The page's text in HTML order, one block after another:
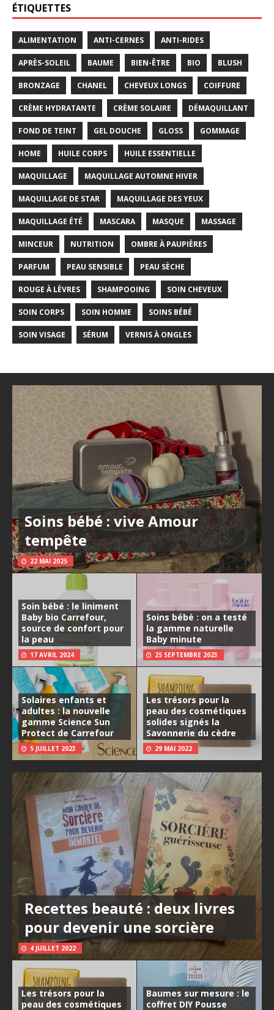
ÉTIQUETTES
ALIMENTATION ANTI-CERNES ANTI-RIDES
APRÈS-SOLEIL BAUME BIEN-ÊTRE BIO BLUSH
BRONZAGE CHANEL CHEVEUX LONGS COIFFURE
CRÈME HYDRATANTE CRÈME SOLAIRE DÉMAQUILLANT
FOND DE TEINT GEL DOUCHE GLOSS GOMMAGE
HOME HUILE CORPS HUILE ESSENTIELLE
MAQUILLAGE MAQUILLAGE AUTOMNE HIVER
MAQUILLAGE DE STAR MAQUILLAGE DES YEUX
MAQUILLAGE ÉTÉ MASCARA MASQUE MASSAGE
MINCEUR NUTRITION OMBRE À PAUPIÈRES
PARFUM PEAU SENSIBLE PEAU SÈCHE
ROUGE À LÈVRES SHAMPOOING SOIN CHEVEUX
SOIN CORPS SOIN HOMME SOINS BÉBÉ
SOIN VISAGE SÉRUM VERNIS À ONGLES
Soins bébé : vive Amour
tempête
22 MAI 2025
Soin bébé : le liniment
Baby bio Carrefour,
source de confort pour
la peau
17 AVRIL 2024
Soins bébé : on a testé
la gamme naturelle
Baby minute
25 SEPTEMBRE 2023
Solaires enfants et
adultes : la nouvelle
gamme Science Sun
Protect de Carrefour
5 JUILLET 2023
Les trésors pour la
peau des cosmétiques
solides signés la
Savonnerie du cèdre
29 MAI 2022
Recettes beauté : deux livres
pour devenir une sorcière
4 JUILLET 2022
Les trésors pour la
peau des cosmétiques
Baumes sur mesure : le
coffret DIY Pousse